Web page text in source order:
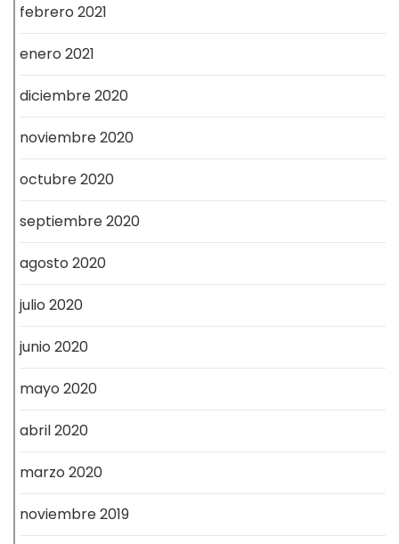
febrero 2021
enero 2021
diciembre 2020
noviembre 2020
octubre 2020
septiembre 2020
agosto 2020
julio 2020
junio 2020
mayo 2020
abril 2020
marzo 2020
noviembre 2019